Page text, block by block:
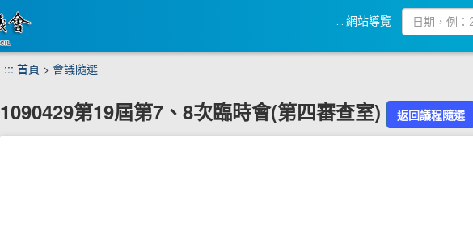
::: 網站導覽
::: 首頁 > 會議隨選
1090429第19屆第7、8次臨時會(第四審查室) 返回議程隨選